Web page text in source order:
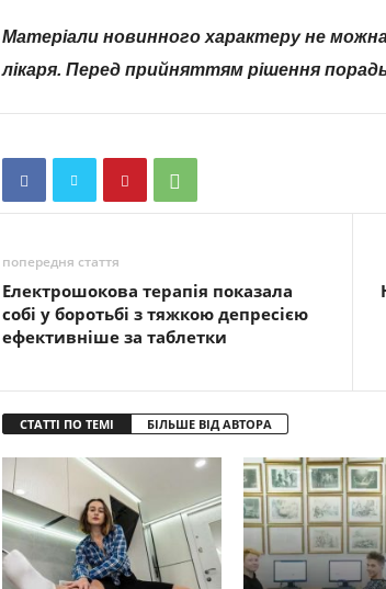
Матеріали новинного характеру не
лікаря. Перед прийняттям рішення
попередня стаття
Електрошокова терапія показала
собі у боротьбі з тяжкою депресією
ефективніше за таблетки
СТАТТІ ПО ТЕМІ БІЛЬШЕ ВІД АВТОРА